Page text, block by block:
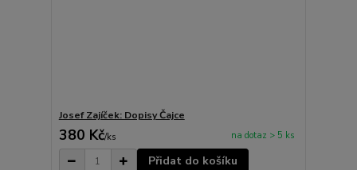
Josef Zajíček: Dopisy Čajce
380 Kč/ks na dotaz > 5 ks
Přidat do košíku